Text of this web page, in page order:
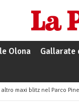
Olona Gallarate
maxi blitz nel Parco Pineta.